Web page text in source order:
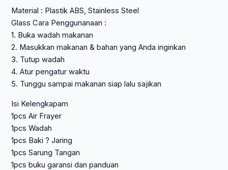
Material : Plastik ABS, Stainless Steel
Glass Cara Penggunanaan :
1. Buka wadah makanan
2. Masukkan makanan & bahan yang Anda inginkan
3. Tutup wadah
4. Atur pengatur waktu
5. Tunggu sampai makanan siap lalu sajikan
Isi Kelengkapam
1pcs Air Frayer
1pcs Wadah
1pcs Baki ? Jaring
1pcs Sarung Tangan
1pcs buku garansi dan panduan